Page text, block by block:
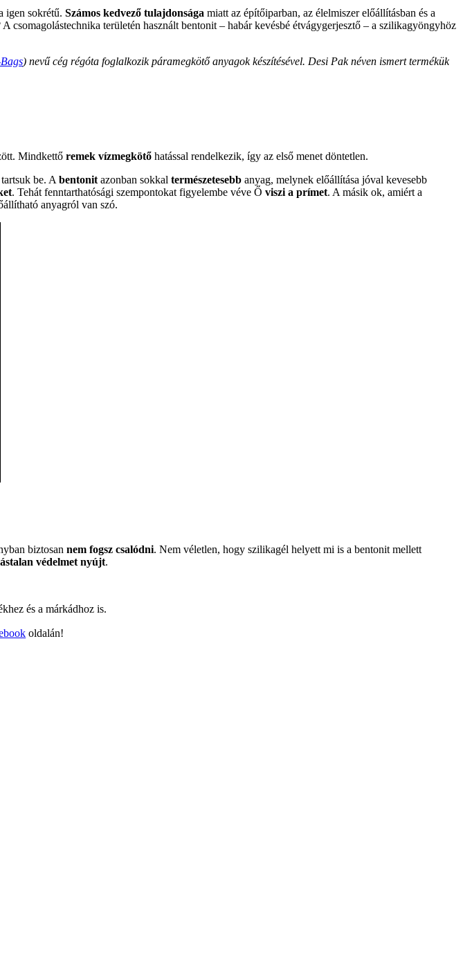
igen sokrétű. Számos kedvező tulajdonsága miatt az építőiparban, az élelmiszer előállításban és a
csomagolástechnika területén használt bentonit – habár kevésbé étvágygerjesztő – a szilikagyöngyhöz
) nevű cég régóta foglalkozik páramegkötő anyagok készítésével. Desi Pak néven ismert termékük
Mindkettő remek vízmegkötő hatással rendelkezik, így az első menet döntetlen.
be. A bentonit azonban sokkal természetesebb anyag, melynek előállítása jóval kevesebb
. Tehát fenntarthatósági szempontokat figyelembe véve Ő viszi a prímet. A másik ok, amiért a
anyagról van szó.
biztosan nem fogsz csalódni. Nem véletlen, hogy szilikagél helyett mi is a bentonit mellett
védelmet nyújt.
és a márkádhoz is.
oldalán!